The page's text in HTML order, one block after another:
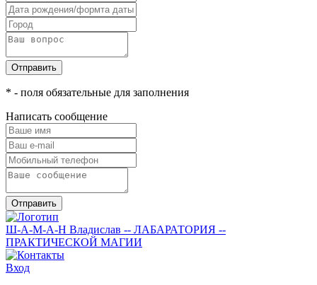
Отправить
* - поля обязательные для заполнения
Написать сообщение
Отправить
Ш-А-М-А-Н Владислав -- ЛАБАРАТОРИЯ --
ПРАКТИЧЕСКОЙ МАГИИ
Вход